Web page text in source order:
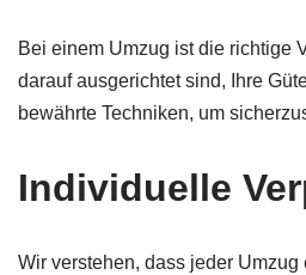
Bei einem Umzug ist die richtige
darauf ausgerichtet sind, Ihre
bewährte Techniken, um
Individuelle
Wir verstehen, dass jeder